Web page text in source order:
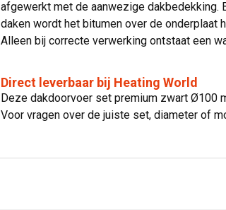
afgewerkt met de aanwezige dakbedekking.
daken wordt het bitumen over de onderplaat
Alleen bij correcte verwerking ontstaat een
Direct leverbaar bij Heating World
Deze dakdoorvoer set premium zwart Ø100
Voor vragen over de juiste set, diameter of